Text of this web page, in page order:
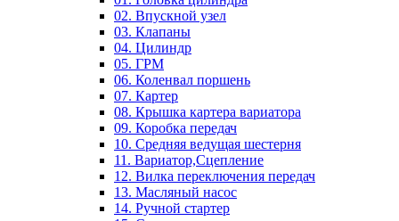
02. Впускной узел
03. Клапаны
04. Цилиндр
05. ГРМ
06. Коленвал поршень
07. Картер
08. Крышка картера вариатора
09. Коробка передач
10. Средняя ведущая шестерня
11. Вариатор,Сцепление
12. Вилка переключения передач
13. Масляный насос
14. Ручной стартер